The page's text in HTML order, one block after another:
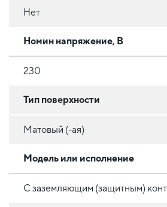
Нет
Номин напряжение, В
230
Тип поверхности
Матовый (-ая)
Модель или исполнение
С заземляющим (защитным)